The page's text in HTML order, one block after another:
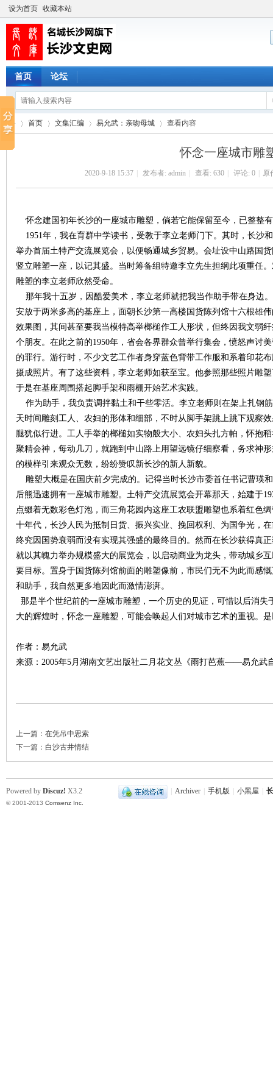
设为首页 收藏本站
首页 论坛
首页 文集汇编
›
易允武：亲吻母城
›
查看内容
怀念一座城市雕
2020-9-18 15:37 发布者: admin 查看: 630 评论: 0 原
怀念建国初年长沙的一座城市雕塑，倘若它能保留至今，已整整
1951年，我在育群中学读书，受教于李立老师门下。其时，长沙
举办首届土特产交流展览会，以便畅通城乡贸易。会址设中山路国
竖立雕塑一座，以记其盛。当时筹备组特邀李立先生担纲此项重任
雕塑的李立老师欣然受命。
那年我十五岁，因酷爱美术，李立老师就把我当作助手带在身边
安放于两米多高的基座上，面朝长沙第一高楼国货陈列馆十六根雄
效果图，其间甚至要我当模特高举榔槌作工人形状，但终因我文弱
个朋友。在此之前的1950年，省会各界群众曾举行集会，愤怒声讨
的罪行。游行时，不少文艺工作者身穿蓝色背带工作服和系着印花
摄成照片。有了这些资料，李立老师如获至宝。他参照那些照片雕
于是在基座周围搭起脚手架和雨棚开始艺术实践。
作为助手，我负责调拌黏土和干些零活。李立老师则在架上扎钢
天时间雕刻工人、农妇的形体和细部，不时从脚手架跳上跳下观察
腿犹似行进。工人手举的榔槌如实物般大小、农妇头扎方帕，怀抱
聚精会神，每动几刀，就跑到中山路上用望远镜仔细察看，务求神
的模样引来观众无数，纷纷赞叹新长沙的新人新貌。
雕塑大概是在国庆前夕完成的。记得当时长沙市委首任书记曹瑛
后熊迅速拥有一座城市雕塑。土特产交流展览会开幕那天，始建于
点缀着无数彩色灯泡，而三角花园内这座工农联盟雕塑也系着红色
十年代，长沙人民为抵制日货、振兴实业、挽回权利、为国争光，
终究因国势衰弱而没有实现其强盛的最终目的。然而在长沙获得真
就以其魄力举办规模盛大的展览会，以启动商业为龙头，带动城乡
要目标。置身于国货陈列馆前面的雕塑像前，市民们无不为此而感
和助手，我自然更多地因此而激情澎湃。
那是半个世纪前的一座城市雕塑，一个历史的见证，可惜以后消
大的辉煌时，怀念一座雕塑，可能会唤起人们对城市艺术的重视。
作者：易允武
来源：2005年5月湖南文艺出版社二月花文丛《雨打芭蕉——易允武
上一篇： 在凭吊中思索
下一篇： 白沙古井情结
Archiver 手机版 小黑屋
Powered by Discuz! X3.2
© 2001-2013 Comsenz Inc.